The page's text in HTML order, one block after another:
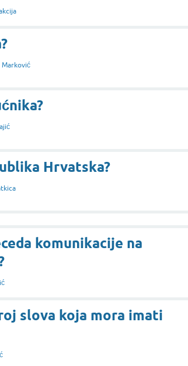
Marković
Hrvatska?
komunikacije na
slova koja mora imati